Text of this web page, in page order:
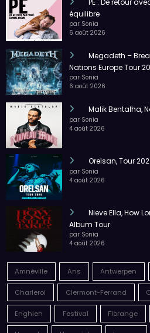
Megadeth –
Nations Europe Tour
Malik Bentalha,
par Sonia
Orelsan, Tour 2026
Nieve Ella, How
Amnéville Ans
Charleroi
Enghien Festival Florange
Hannut Humoriste humour
Liège Louvain-la-Neuve Ludres